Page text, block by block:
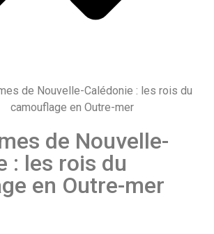
de Nouvelle-Calédonie : les rois du
camouflage en Outre-mer
de Nouvelle-
: les rois du
en Outre-mer